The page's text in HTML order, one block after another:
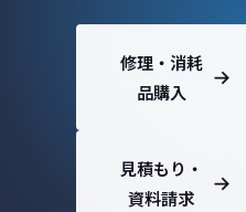
修理・消耗
品購入
見積もり・
資料請求